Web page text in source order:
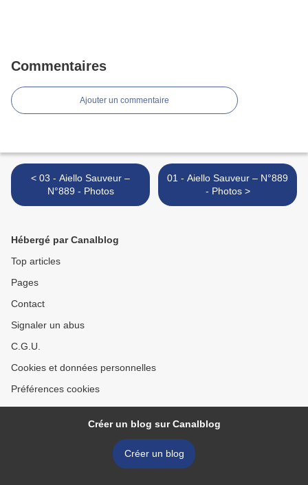
Commentaires
Ajouter un commentaire
< 03 - Aiello Sauveur –
N°889 - Photos
01 - Aiello Sauveur – N°889
- Photos >
Hébergé par Canalblog
Top articles
Pages
Contact
Signaler un abus
C.G.U.
Cookies et données personnelles
Préférences cookies
Créer un blog sur Canalblog
Créer un blog